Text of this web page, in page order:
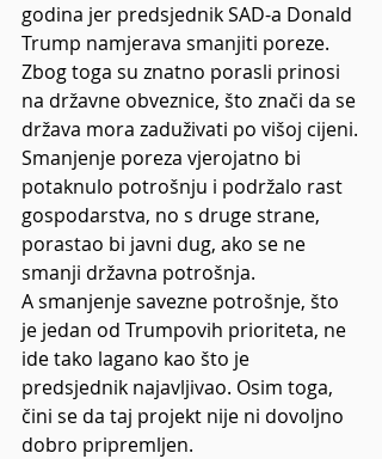
godina jer predsjednik SAD-a Donald
Trump namjerava smanjiti poreze.
Zbog toga su znatno porasli prinosi
na državne obveznice, što znači da se
država mora zaduživati po višoj cijeni.
Smanjenje poreza vjerojatno bi
potaknulo potrošnju i podržalo rast
gospodarstva, no s druge strane,
porastao bi javni dug, ako se ne
smanji državna potrošnja.
A smanjenje savezne potrošnje, što
je jedan od Trumpovih prioriteta, ne
ide tako lagano kao što je
predsjednik najavljivao. Osim toga,
čini se da taj projekt nije ni dovoljno
dobro pripremljen.